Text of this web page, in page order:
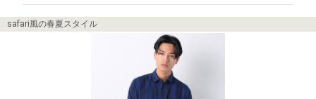
safari風の春夏スタイル